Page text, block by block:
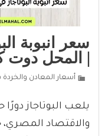
سعر انبوبة
| المحل دوت
أسعار المعادن
يلعب البوتاجاز دورًا
والاقتصاد